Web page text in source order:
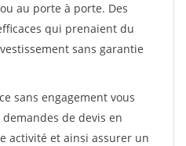
au porte à porte. Des
qui prenaient du
sans garantie
sans engagement vous
de devis en
activité et ainsi assurer un